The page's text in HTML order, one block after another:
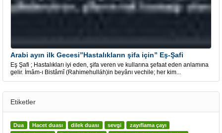
Arabi ayın ilk Gecesi”Hastalıkların şifa için” Eş-Şafi
Eş Şafi ; Hastalıkları iyi eden, şifa veren ve kullarına şefaat eden anlamına
gelir. İmâm-ı Bistâmî (Rahimehulláh)in beyânı vechile; her kim...
Etiketler
Dua Hacet duası dilek duası sevgi
zayıflama çayı